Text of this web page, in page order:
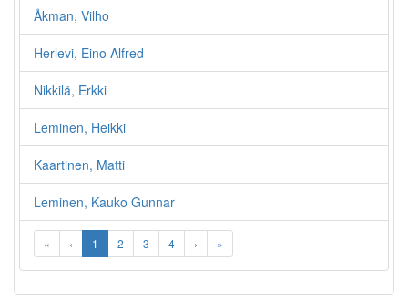
Åkman, Vilho
Herlevi, Eino Alfred
Nikkilä, Erkki
Leminen, Heikki
Kaartinen, Matti
Leminen, Kauko Gunnar
« ‹ 1 2 3 4 › »